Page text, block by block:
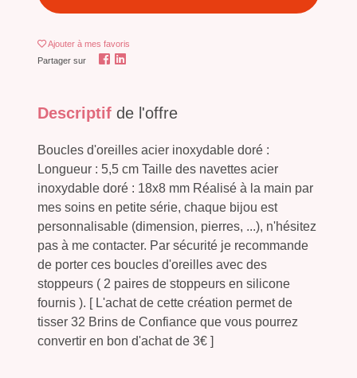
Ajouter à mes favoris
Partager sur
Descriptif de l'offre
Boucles d'oreilles acier inoxydable doré :
Longueur : 5,5 cm Taille des navettes acier
inoxydable doré : 18x8 mm Réalisé à la main par
mes soins en petite série, chaque bijou est
personnalisable (dimension, pierres, ...), n'hésitez
pas à me contacter. Par sécurité je recommande
de porter ces boucles d'oreilles avec des
stoppeurs ( 2 paires de stoppeurs en silicone
fournis ). [ L'achat de cette création permet de
tisser 32 Brins de Confiance que vous pourrez
convertir en bon d'achat de 3€ ]